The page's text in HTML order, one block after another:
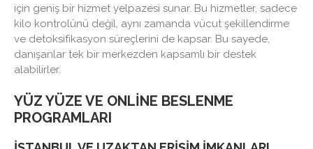
için geniş bir hizmet yelpazesi sunar. Bu hizmetler, sadece
kilo kontrolünü değil, aynı zamanda vücut şekillendirme
ve detoksifikasyon süreçlerini de kapsar. Bu sayede,
danışanlar tek bir merkezden kapsamlı bir destek
alabilirler.
YÜZ YÜZE VE ONLINE BESLENME
PROGRAMLARI